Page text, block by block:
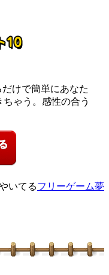
けで簡単にあなた
ゃう。感性の合う
いてるフリーゲーム夢